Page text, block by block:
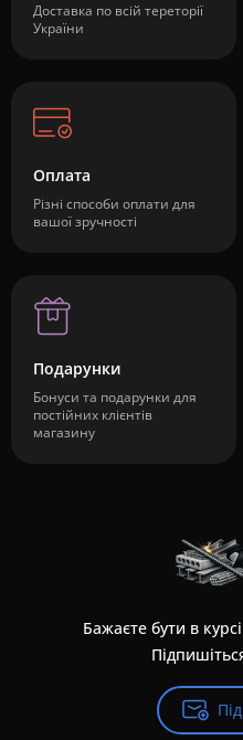
Доставка по всій тереторії
України
Оплата
Різні способи оплати для
вашої зручності
Подарунки
Бонуси та подарунки для
постійних клієнтів
магазину
Бажаєте бути в